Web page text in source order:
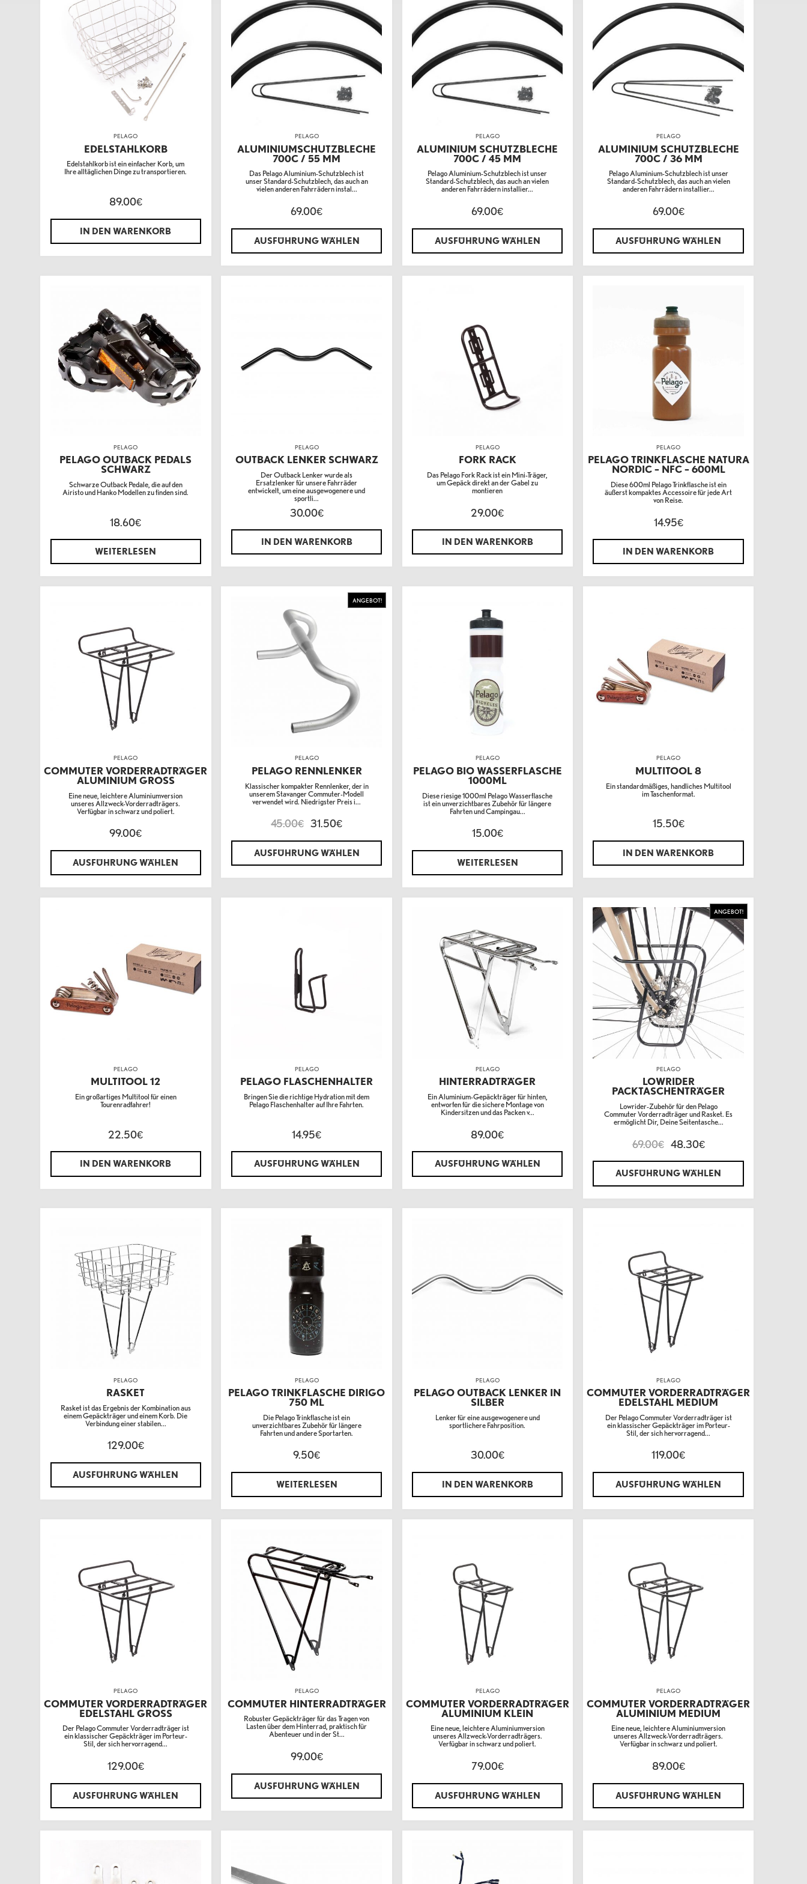
PELAGO
EDELSTAHLKORB
Edelstahlkorb ist ein einfacher Korb, um
Ihre alltäglichen Dinge zu transportieren.
89.00€
IN DEN WARENKORB
PELAGO
ALUMINIUMSCHUTZBLECHE
700C / 55 MM
Das Pelago Aluminium-Schutzblech ist
unser Standard-Schutzblech, das auch an
vielen anderen Fahrrädern instal...
69.00€
AUSFÜHRUNG WÄHLEN
PELAGO
ALUMINIUM SCHUTZBLECHE
700C / 45 MM
Pelago Aluminium-Schutzblech ist unser
Standard-Schutzblech, das auch an vielen
anderen Fahrrädern installier...
69.00€
AUSFÜHRUNG WÄHLEN
PELAGO
ALUMINIUM SCHUTZBLECHE
700C / 36 MM
Pelago Aluminium-Schutzblech ist unser
Standard-Schutzblech, das auch an vielen
anderen Fahrrädern installier...
69.00€
AUSFÜHRUNG WÄHLEN
PELAGO
PELAGO OUTBACK PEDALS
SCHWARZ
Schwarze Outback Pedale, die auf den
Airisto und Hanko Modellen zu finden sind.
18.60€
WEITERLESEN
PELAGO
OUTBACK LENKER SCHWARZ
Der Outback Lenker wurde als
Ersatzlenker für unsere Fahrräder
entwickelt, um eine ausgewogenere und
sportli...
30.00€
IN DEN WARENKORB
PELAGO
FORK RACK
Das Pelago Fork Rack ist ein Mini-Träger,
um Gepäck direkt an der Gabel zu
montieren
29.00€
IN DEN WARENKORB
PELAGO
PELAGO TRINKFLASCHE NATURA
NORDIC – NFC – 600ML
Diese 600ml Pelago Trinkflasche ist ein
äußerst kompaktes Accessoire für jede Art
von Reise.
14.95€
IN DEN WARENKORB
PELAGO
COMMUTER VORDERRADTRÄGER
ALUMINIUM GROSS
Eine neue, leichtere Aluminiumversion
unseres Allzweck-Vorderradträgers.
Verfügbar in schwarz und poliert.
99.00€
AUSFÜHRUNG WÄHLEN
PELAGO
PELAGO RENNLENKER
Klassischer kompakter Rennlenker, der in
unserem Stavanger Commuter-Modell
verwendet wird. Niedrigster Preis i...
ANGEBOT!
45.00€ 31.50€
AUSFÜHRUNG WÄHLEN
PELAGO
PELAGO BIO WASSERFLASCHE
1000ML
Diese riesige 1000ml Pelago Wasserflasche
ist ein unverzichtbares Zubehör für längere
Fahrten und Campingau...
15.00€
WEITERLESEN
PELAGO
MULTITOOL 8
Ein standardmäßiges, handliches Multitool
im Taschenformat.
15.50€
IN DEN WARENKORB
PELAGO
MULTITOOL 12
Ein großartiges Multitool für einen
Tourenradfahrer!
22.50€
IN DEN WARENKORB
PELAGO
PELAGO FLASCHENHALTER
Bringen Sie die richtige Hydration mit dem
Pelago Flaschenhalter auf Ihre Fahrten.
14.95€
AUSFÜHRUNG WÄHLEN
PELAGO
HINTERRADTRÄGER
Ein Aluminium-Gepäckträger für hinten,
entworfen für die sichere Montage von
Kindersitzen und das Packen v...
89.00€
AUSFÜHRUNG WÄHLEN
PELAGO
LOWRIDER
PACKTASCHENTRÄGER
Lowrider-Zubehör für den Pelago
Commuter Vorderradträger und Rasket. Es
ermöglicht Dir, Deine Seitentasche...
ANGEBOT!
69.00€ 48.30€
AUSFÜHRUNG WÄHLEN
PELAGO
RASKET
Rasket ist das Ergebnis der Kombination aus
einem Gepäckträger und einem Korb. Die
Verbindung einer stabilen...
129.00€
AUSFÜHRUNG WÄHLEN
PELAGO
PELAGO TRINKFLASCHE DIRIGO
750 ML
Die Pelago Trinkflasche ist ein
unverzichtbares Zubehör für längere
Fahrten und andere Sportarten.
9.50€
WEITERLESEN
PELAGO
PELAGO OUTBACK LENKER IN
SILBER
Lenker für eine ausgewogenere und
sportlichere Fahrposition.
30.00€
IN DEN WARENKORB
PELAGO
COMMUTER VORDERRADTRÄGER
EDELSTAHL MEDIUM
Der Pelago Commuter Vorderradträger ist
ein klassischer Gepäckträger im Porteur-
Stil, der sich hervorragend...
119.00€
AUSFÜHRUNG WÄHLEN
PELAGO
COMMUTER VORDERRADTRÄGER
EDELSTAHL GROSS
Der Pelago Commuter Vorderradträger ist
ein klassischer Gepäckträger im Porteur-
Stil, der sich hervorragend...
129.00€
AUSFÜHRUNG WÄHLEN
PELAGO
COMMUTER HINTERRADTRÄGER
Robuster Gepäckträger für das Tragen von
Lasten über dem Hinterrad, praktisch für
Abenteuer und in der St...
99.00€
AUSFÜHRUNG WÄHLEN
PELAGO
COMMUTER VORDERRADTRÄGER
ALUMINIUM KLEIN
Eine neue, leichtere Aluminiumversion
unseres Allzweck-Vorderradträgers.
Verfügbar in schwarz und poliert.
79.00€
AUSFÜHRUNG WÄHLEN
PELAGO
COMMUTER VORDERRADTRÄGER
ALUMINIUM MEDIUM
Eine neue, leichtere Aluminiumversion
unseres Allzweck-Vorderradträgers.
Verfügbar in schwarz und poliert.
89.00€
AUSFÜHRUNG WÄHLEN